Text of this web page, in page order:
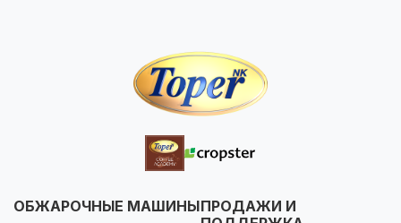
ОБЖАРОЧНЫЕ МАШИНЫПРОДАЖИ И